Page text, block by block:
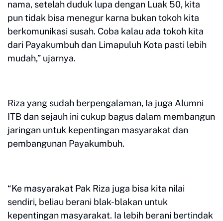
nama, setelah duduk lupa dengan Luak 50, kita
pun tidak bisa menegur karna bukan tokoh kita
berkomunikasi susah. Coba kalau ada tokoh kita
dari Payakumbuh dan Limapuluh Kota pasti lebih
mudah,” ujarnya.
Riza yang sudah berpengalaman, Ia juga Alumni
ITB dan sejauh ini cukup bagus dalam membangun
jaringan untuk kepentingan masyarakat dan
pembangunan Payakumbuh.
“Ke masyarakat Pak Riza juga bisa kita nilai
sendiri, beliau berani blak-blakan untuk
kepentingan masyarakat. Ia lebih berani bertindak